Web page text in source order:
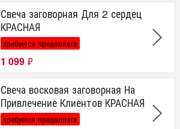
Свеча заговорная Для 2 сердец
КРАСНАЯ
требуется предоплата
1 099 ₽
Свеча восковая заговорная На
Привлечение Клиентов КРАСНАЯ
требуется предоплата